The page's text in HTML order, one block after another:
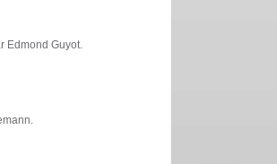
Edmond Guyot.